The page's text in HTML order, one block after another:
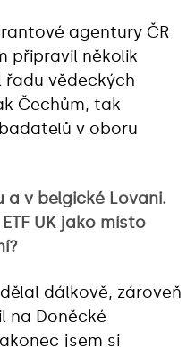
agentury ČR
připravil několik
řadu vědeckých
Čechům, tak
v oboru
a v belgické Lovani.
UK jako místo
dálkově, zároveň
na Doněcké
jsem si